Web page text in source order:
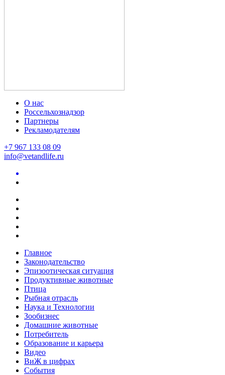
О нас
Россельхознадзор
Партнеры
Рекламодателям
+7 967 133 08 09
info@vetandlife.ru
Главное
Законодательство
Эпизоотическая ситуация
Продуктивные животные
Птица
Рыбная отрасль
Наука и Технологии
Зообизнес
Домашние животные
Потребитель
Образование и карьера
Видео
ВиЖ в цифрах
События